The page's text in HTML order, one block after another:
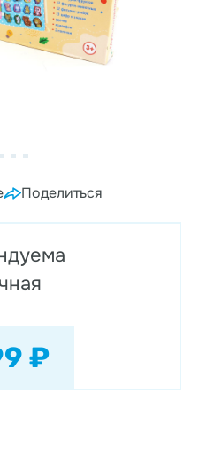
Поделиться
₽